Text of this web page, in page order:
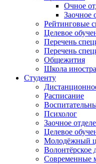
Очное
Заочное
Рейтинговые
Целевое
Перечень
Перечень
Общежития
Школа
Студенту
Расписание
Психолог
Заочное
Целевое
Молодёжный
Волонтёрское
Современные